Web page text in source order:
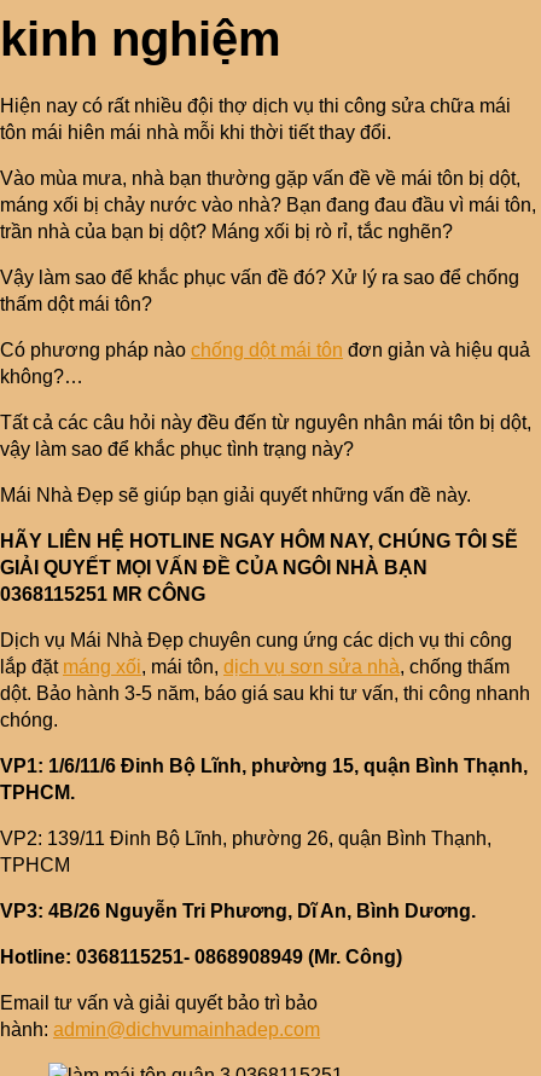
kinh nghiệm
Hiện nay có rất nhiều đội thợ dịch vụ thi công sửa chữa mái
tôn mái hiên mái nhà mỗi khi thời tiết thay đổi.
Vào mùa mưa, nhà bạn thường gặp vấn đề về mái tôn bị dột,
máng xối bị chảy nước vào nhà? Bạn đang đau đầu vì mái tôn,
trần nhà của bạn bị dột? Máng xối bị rò rỉ, tắc nghẽn?
Vậy làm sao để khắc phục vấn đề đó? Xử lý ra sao để chống
thấm dột mái tôn?
Có phương pháp nào chống dột mái tôn đơn giản và hiệu quả
không?…
Tất cả các câu hỏi này đều đến từ nguyên nhân mái tôn bị dột,
vậy làm sao để khắc phục tình trạng này?
Mái Nhà Đẹp sẽ giúp bạn giải quyết những vấn đề này.
HÃY LIÊN HỆ HOTLINE NGAY HÔM NAY, CHÚNG TÔI SẼ
GIẢI QUYẾT MỌI VẤN ĐỀ CỦA NGÔI NHÀ BẠN
0368115251 MR CÔNG
Dịch vụ Mái Nhà Đẹp chuyên cung ứng các dịch vụ thi công
lắp đặt máng xối, mái tôn, dịch vụ sơn sửa nhà, chống thấm
dột. Bảo hành 3-5 năm, báo giá sau khi tư vấn, thi công nhanh
chóng.
VP1: 1/6/11/6 Đinh Bộ Lĩnh, phường 15, quận Bình Thạnh,
TPHCM.
VP2: 139/11 Đinh Bộ Lĩnh, phường 26, quận Bình Thạnh,
TPHCM
VP3: 4B/26 Nguyễn Tri Phương, Dĩ An, Bình Dương.
Hotline: 0368115251- 0868908949 (Mr. Công)
Email tư vấn và giải quyết bảo trì bảo
hành: admin@dichvumainhadep.com